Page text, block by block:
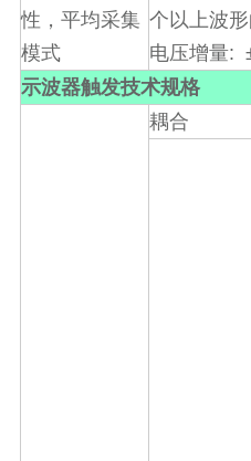
性，平均采集
模式
个以上波
电压增量:
示波器触发技术规格
耦合